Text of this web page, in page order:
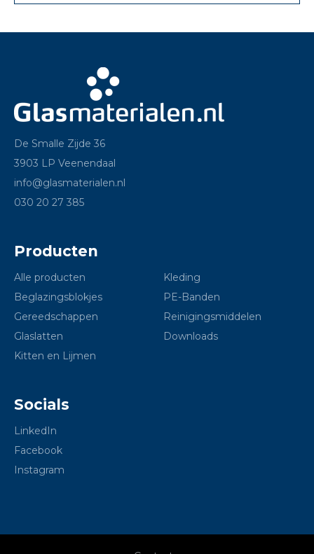
De Smalle Zijde 36
3903 LP Veenendaal
info@glasmaterialen.nl
030 20 27 385
Producten
Alle producten
Beglazingsblokjes
Gereedschappen
Glaslatten
Kitten en Lijmen
Kleding
PE-Banden
Reinigingsmiddelen
Downloads
Socials
LinkedIn
Facebook
Instagram